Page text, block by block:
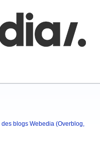
blogs Webedia (Overblog,